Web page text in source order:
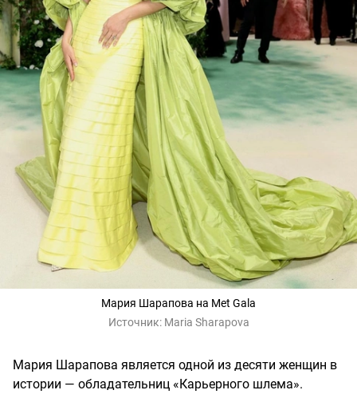
Мария Шарапова на Met Gala
Источник: Maria Sharapova
Мария Шарапова является одной из десяти женщин в
истории — обладательниц «Карьерного шлема».